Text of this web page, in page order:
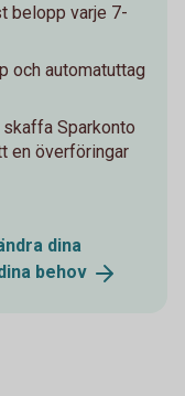
belopp varje 7-
och automatuttag
Sparkonto
en överföringar
dina
behov